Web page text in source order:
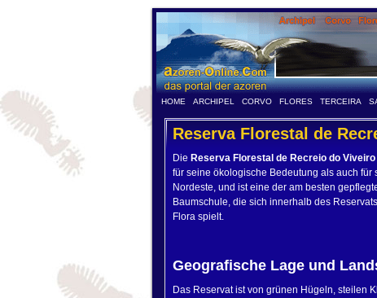
HOME ARCHIPEL CORVO FLORES TERCEIRA
Reserva Florestal de
Die Reserva Florestal de Recreio do Viveiro
für seine ökologische Bedeutung als auch
Nordeste, und ist eine der am besten
Baumschule, die sich innerhalb des
Flora spielt.
Geografische Lage und
Das Reservat ist von grünen Hügeln, steilen